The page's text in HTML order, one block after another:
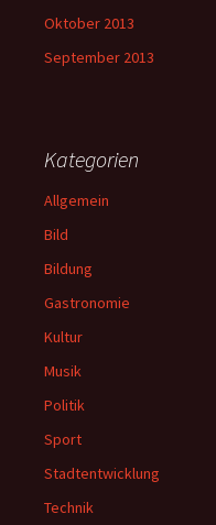
Oktober 2013
September 2013
Kategorien
Allgemein
Bild
Bildung
Gastronomie
Kultur
Musik
Politik
Sport
Stadtentwicklung
Technik